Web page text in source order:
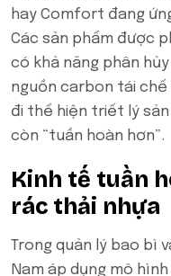
hay Comfort đang
Các sản phẩm được
có khả năng phân
nguồn carbon tái
đi thể hiện triết lý sản
còn “tuần hoàn hơn”.
Kinh tế tuần
rác thải nhựa
Trong quản lý bao bì
Nam áp dụng mô